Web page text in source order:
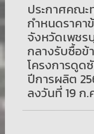
ประกาศคณ
กำหนดราคา
จังหวัดเพชร
กลางรับซื้อข้
โครงการดูด
ปีการผลิต
ลงวันที่ 19 ก.